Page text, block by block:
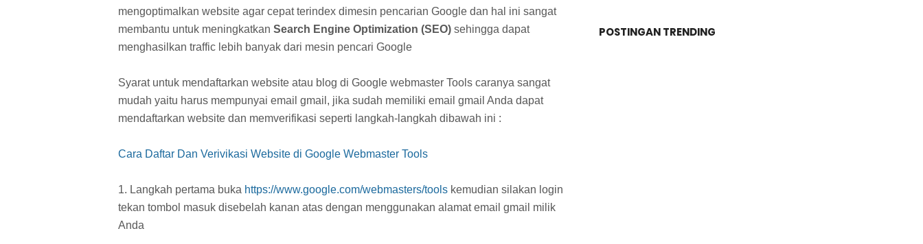
mengoptimalkan website agar cepat terindex dimesin pencarian Google dan hal ini sangat
membantu untuk meningkatkan Search Engine Optimization (SEO) sehingga dapat
menghasilkan traffic lebih banyak dari mesin pencari Google
Syarat untuk mendaftarkan website atau blog di Google webmaster Tools caranya sangat
mudah yaitu harus mempunyai email gmail, jika sudah memiliki email gmail Anda dapat
mendaftarkan website dan memverifikasi seperti langkah-langkah dibawah ini :
Cara Daftar Dan Verivikasi Website di Google Webmaster Tools
1. Langkah pertama buka https://www.google.com/webmasters/tools kemudian silakan login
tekan tombol masuk disebelah kanan atas dengan menggunakan alamat email gmail milik
Anda
POSTINGAN TRENDING